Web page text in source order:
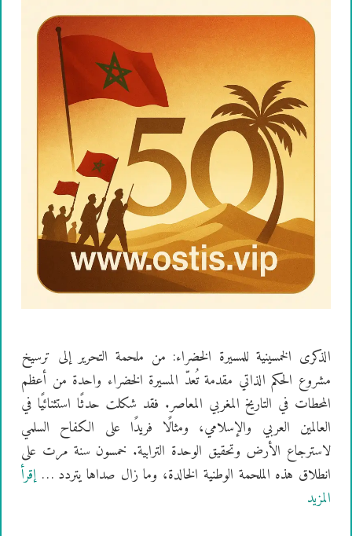
الذكرى الخمسينية للمسيرة الخضراء: من ملحمة التحرير إلى ترسيخ
مشروع الحكم الذاتي مقدمة تُعدّ المسيرة الخضراء واحدة من أعظم
المحطات في التاريخ المغربي المعاصر. فقد شكلت حدثًا استثنائيًا في
العالمين العربي والإسلامي، ومثالًا فريدًا على الكفاح السلمي
لاسترجاع الأرض وتحقيق الوحدة الترابية. خمسون سنة مرت على
انطلاق هذه الملحمة الوطنية الخالدة، وما زال صداها يتردد …إقرأ
المزيد